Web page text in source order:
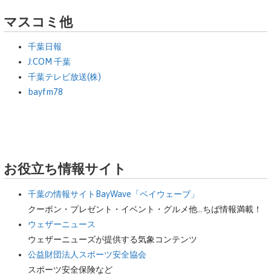
マスコミ他
千葉日報
J:COM 千葉
千葉テレビ放送(株)
bayfm78
お役立ち情報サイト
千葉の情報サイトBayWave「ベイウェーブ」
クーポン・プレゼント・イベント・グルメ他…ちば情報満載！
ウェザーニュース
ウェザーニューズが提供する気象コンテンツ
公益財団法人スポーツ安全協会
スポーツ安全保険など